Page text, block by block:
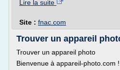
Lire la suite
Site : fnac.com
Trouver un appareil
Trouver un appareil photo
Bienvenue à appareil-photo.com !